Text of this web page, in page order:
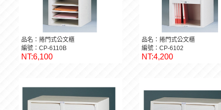
品名：捲門式公文櫃
編號：CP-6110B
NT:6,100
品名：捲門式公文櫃
編號：CP-6102
NT:4,200